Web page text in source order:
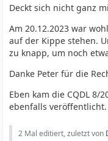
Deckt sich nicht ganz
Am 20.12.2023 war
auf der Kippe stehen.
zu knapp, um noch
Danke Peter für die
Eben kam die CQDL 8/
ebenfalls veröffentlicht.
2 Mal editiert, zuletzt von